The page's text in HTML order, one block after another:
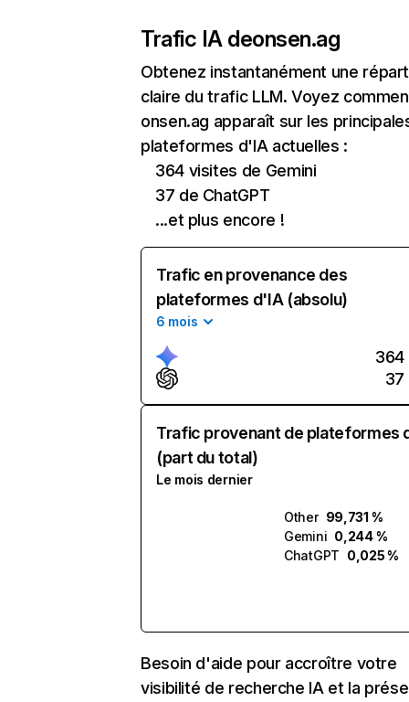
Trafic IA deonsen.ag
Obtenez instantanément une
claire du trafic LLM. Voyez
onsen.ag apparaît sur les
plateformes d'IA actuelles :
364 visites de Gemini
37 de ChatGPT
...et plus encore !
Trafic en provenance des
plateformes d'IA (absolu)
6 mois
364
37
Trafic provenant de plateformes
(part du total)
Le mois dernier
Other 99,731 %
Gemini 0,244 %
ChatGPT 0,025 %
Besoin d'aide pour accroître votre
visibilité de recherche IA et la